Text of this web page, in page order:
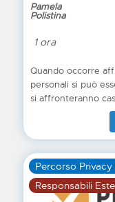
Pamela
Polistina
1 ora
Quando occorre
personali si può
si affronteranno
Percorso Privacy
Responsabili